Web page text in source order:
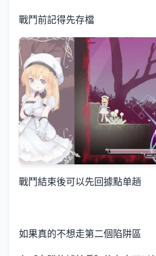
戰鬥前記得先存檔
戰鬥結束後可以先回據點单趟
如果真的不想走第二個陷阱區